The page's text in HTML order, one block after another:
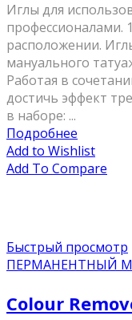
Иглы для
профессионалами.
расположении.
мануального
Работая в
достичь эффект
в наборе: ...
Подробнее
Add to Wishlist
Add To Compare
Быстрый просмотр
ПЕРМАНЕНТНЫЙ
Colour